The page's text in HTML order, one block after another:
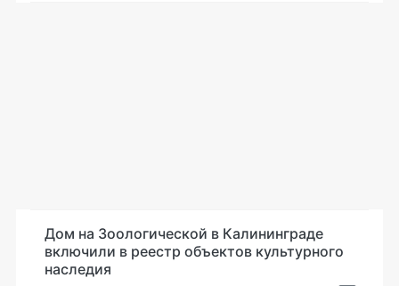
Дом на Зоологической в Калининграде
включили в реестр объектов культурного
наследия